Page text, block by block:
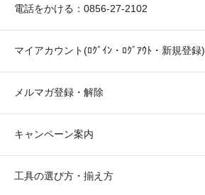
電話をかける：0856-27-2102
マイアカウント(ﾛｸﾞｲﾝ・ﾛｸﾞｱｳﾄ・新規登録)
メルマガ登録・解除
キャンペーン案内
工具の選び方・揃え方